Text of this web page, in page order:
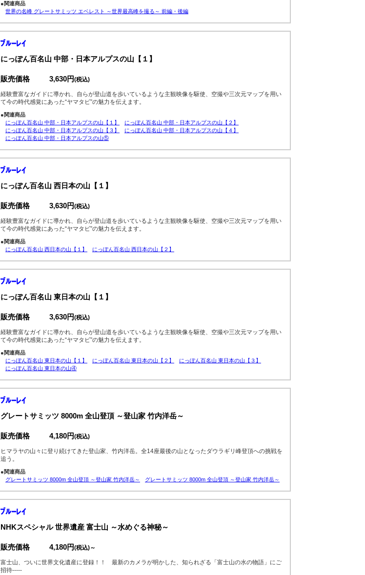
●関連商品
世界の名峰 グレートサミッツ エベレスト ～世界最高峰を撮る～ 前編・後編
にっぽん百名山 中部・日本アルプスの山【１】
販売価格 3,630円(税込)
経験豊富なガイドに導かれ、自らが登山道を歩いているような主観映像を駆使、空撮や三次元マップを用い
て今の時代感覚にあった“ヤマタビ”の魅力を伝えます。
●関連商品
にっぽん百名山 中部・日本アルプスの山【１】
にっぽん百名山 中部・日本アルプスの山【２】
にっぽん百名山 中部・日本アルプスの山【３】
にっぽん百名山 中部・日本アルプスの山【４】
にっぽん百名山 中部・日本アルプスの山⑤
にっぽん百名山 西日本の山【１】
販売価格 3,630円(税込)
経験豊富なガイドに導かれ、自らが登山道を歩いているような主観映像を駆使、空撮や三次元マップを用い
て今の時代感覚にあった“ヤマタビ”の魅力を伝えます。
●関連商品
にっぽん百名山 西日本の山【１】
にっぽん百名山 西日本の山【２】
にっぽん百名山 東日本の山【１】
販売価格 3,630円(税込)
経験豊富なガイドに導かれ、自らが登山道を歩いているような主観映像を駆使、空撮や三次元マップを用い
て今の時代感覚にあった“ヤマタビ”の魅力を伝えます。
●関連商品
にっぽん百名山 東日本の山【１】
にっぽん百名山 東日本の山【２】
にっぽん百名山 東日本の山【３】
にっぽん百名山 東日本の山④
グレートサミッツ 8000m 全山登頂 ～登山家 竹内洋岳～
販売価格 4,180円(税込)
ヒマラヤの山々に登り続けてきた登山家、竹内洋岳。全14座最後の山となったダウラギリ峰登頂への挑戦を
追う。
●関連商品
グレートサミッツ 8000m 全山登頂 ～登山家 竹内洋岳～
グレートサミッツ 8000m 全山登頂 ～登山家 竹内洋岳～
NHKスペシャル 世界遺産 富士山 ～水めぐる神秘～
販売価格 4,180円(税込)～
富士山、ついに世界文化遺産に登録！！ 最新のカメラが明かした、知られざる「富士山の水の物語」にご
招待-----